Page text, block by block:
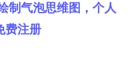
制气泡思维图，个人
费注册